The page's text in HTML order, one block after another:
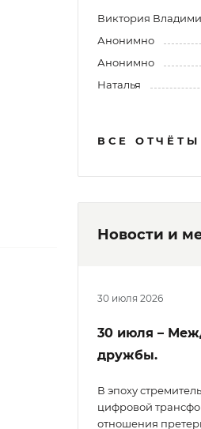
Виктория
Анонимно
Анонимно
Наталья
ВСЕ ОТЧЁТЫ
Новости и
30 июля 2026
30 июля –
дружбы.
В эпоху
цифровой
отношения